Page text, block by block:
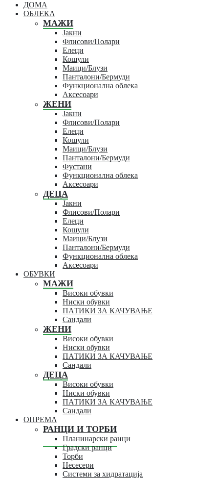
ДОМА
ОБЛЕКА
МАЖИ
Јакни
Флисови/Полари
Елеци
Кошули
Маици/Блузи
Панталони/Бермуди
Функционална облека
Аксесоари
ЖЕНИ
Јакни
Флисови/Полари
Елеци
Кошули
Маици/Блузи
Панталони/Бермуди
Фустани
Функционална облека
Аксесоари
ДЕЦА
Јакни
Флисови/Полари
Елеци
Кошули
Маици/Блузи
Панталони/Бермуди
Функционална облека
Аксесоари
ОБУВКИ
МАЖИ
Високи обувки
Ниски обувки
ПАТИКИ ЗА КАЧУВАЊЕ
Сандали
ЖЕНИ
Високи обувки
Ниски обувки
ПАТИКИ ЗА КАЧУВАЊЕ
Сандали
ДЕЦА
Високи обувки
Ниски обувки
ПАТИКИ ЗА КАЧУВАЊЕ
Сандали
ОПРЕМА
РАНЦИ И ТОРБИ
Планинарски ранци
Градски ранци
Торби
Несесери
Системи за хидратација